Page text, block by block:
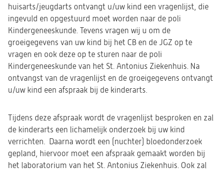
huisarts/jeugdarts ontvangt u/uw kind een vragenlijst, die
ingevuld en opgestuurd moet worden naar de poli
Kindergeneeskunde. Tevens vragen wij u om de
groeigegevens van uw kind bij het CB en de JGZ op te
vragen en ook deze op te sturen naar de poli
Kindergeneeskunde van het St. Antonius Ziekenhuis. Na
ontvangst van de vragenlijst en de groeigegevens ontvangt
u/uw kind een afspraak bij de kinderarts.
Tijdens deze afspraak wordt de vragenlijst besproken en zal
de kinderarts een lichamelijk onderzoek bij uw kind
verrichten. Daarna wordt een (nuchter) bloedonderzoek
gepland, hiervoor moet een afspraak gemaakt worden bij
het laboratorium van het St. Antonius Ziekenhuis. Ook zal